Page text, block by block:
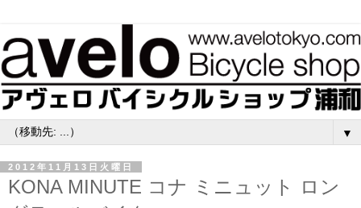
▼
2012年11月13日火曜日
KONA MINUTE コナ ミニュット ロン